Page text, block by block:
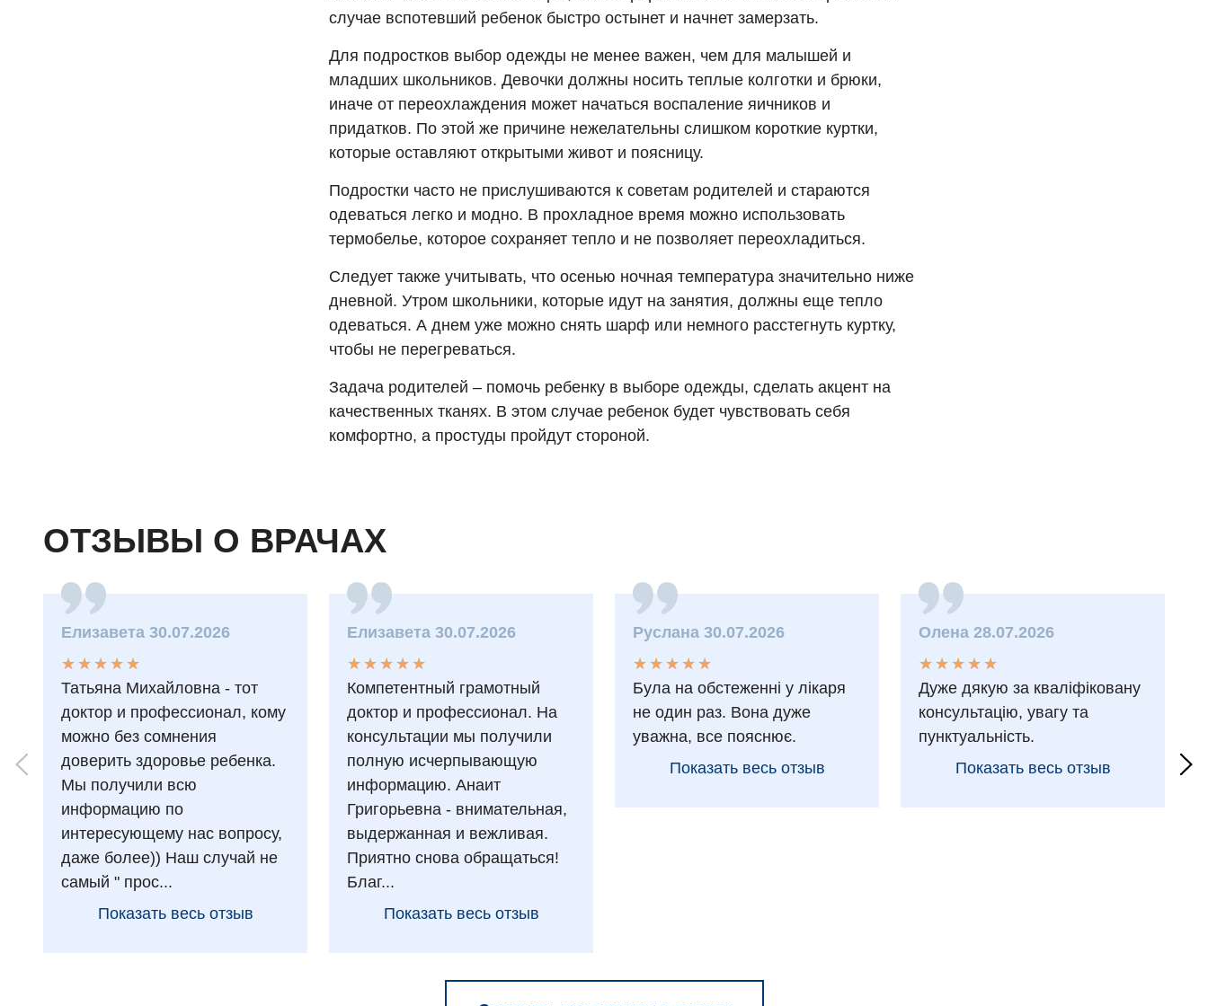
случае вспотевший ребенок быстро остынет и начнет замерзать.
Для подростков выбор одежды не менее важен, чем для малышей и
младших школьников. Девочки должны носить теплые колготки и брюки,
иначе от переохлаждения может начаться воспаление яичников и
придатков. По этой же причине нежелательны слишком короткие куртки,
которые оставляют открытыми живот и поясницу.
Подростки часто не прислушиваются к советам родителей и стараются
одеваться легко и модно. В прохладное время можно использовать
термобелье, которое сохраняет тепло и не позволяет переохладиться.
Следует также учитывать, что осенью ночная температура значительно ниже
дневной. Утром школьники, которые идут на занятия, должны еще тепло
одеваться. А днем уже можно снять шарф или немного расстегнуть куртку,
чтобы не перегреваться.
Задача родителей – помочь ребенку в выборе одежды, сделать акцент на
качественных тканях. В этом случае ребенок будет чувствовать себя
комфортно, а простуды пройдут стороной.
ОТЗЫВЫ О ВРАЧАХ
Елизавета 30.07.2026
★
★
★
★
★
★ ★ ★ ★ ★
Татьяна Михайловна - тот
доктор и профессионал, кому
можно без сомнения
доверить здоровье ребенка.
Мы получили всю
информацию по
интересующему нас вопросу,
даже более)) Наш случай не
самый " прос...
Показать весь отзыв
Елизавета 30.07.2026
★
★
★
★
★
★ ★ ★ ★ ★
Компетентный грамотный
доктор и профессионал. На
консультации мы получили
полную исчерпывающую
информацию. Анаит
Григорьевна - внимательная,
выдержанная и вежливая.
Приятно снова обращаться!
Благ...
Показать весь отзыв
Руслана 30.07.2026
★
★
★
★
★
★ ★ ★ ★ ★
Була на обстеженні у лікаря
не один раз. Вона дуже
уважна, все пояснює.
Показать весь отзыв
Олена 28.07.2026
★
★
★
★
★
★ ★ ★ ★ ★
Дуже дякую за кваліфіковану
консультацію, увагу та
пунктуальність.
Показать весь отзыв